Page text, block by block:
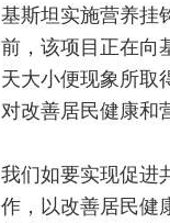
基斯坦实施营养挂
前，该项目正在向
天大小便现象所取
对改善居民健康和
我们如要实现促进
作，以改善居民健